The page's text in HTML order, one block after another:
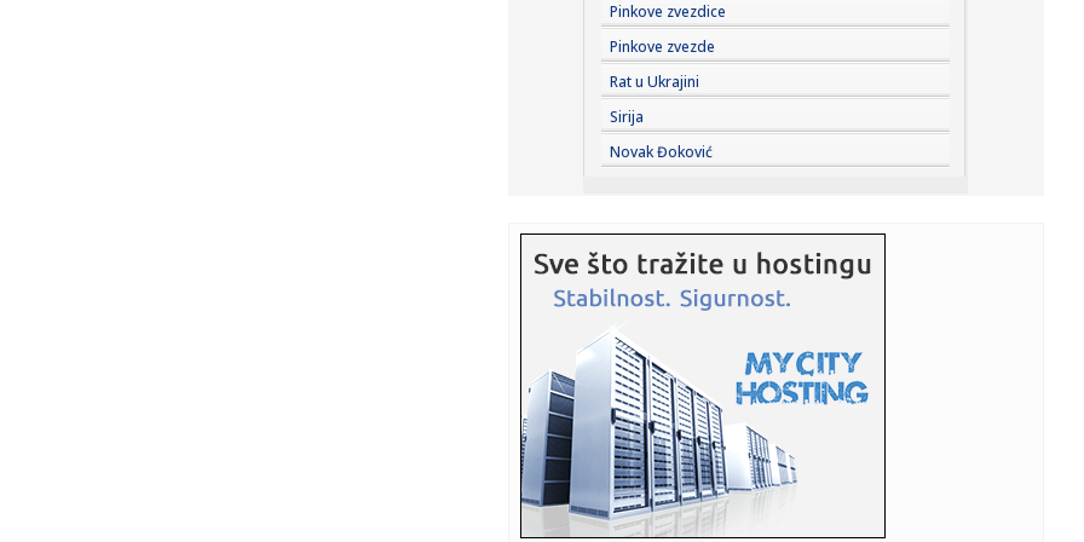
14:30:Ko je bio Horhe Mesi: Lionelov otac i agent, koji je
promenio nje...
14:29:Netanjahu rekao „ne“ Trampovom planu od 15 tačaka:
Izraelska...
14:29:Netanjahu rekao "ne" Trampovom planu za Gazu: Ovo je
njegov uslov
14:24: Svetu ponestaje rečnog peska, a to predstavlja ogroman
problem
14:22:
14:18:Na hrvatskom portalu osvanuo komentar koji sve
objašnjava: "Vu...
14:14:Na Svalbardu pronađeno 13 mrtvih irvasa, naučnici ne
znaju šta...
14:11:Susret Cece i JK u Budvi? Pevačica samo jedno poručila!
Pinkove zvezdice
Pinkove zvezde
Rat u Ukrajini
Sirija
Novak Đoković